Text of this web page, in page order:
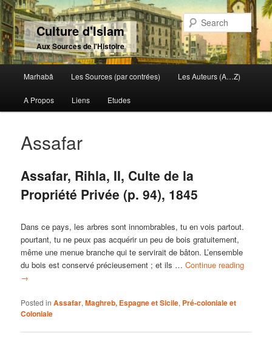
Culture d'Islam
Aux Sources de l'Histoire
Skip to primary content
Skip to secondary content
Marhabâ Les Sources (par contrées) Les Auteurs (A…Z)
A Propos Liens Etudes
Assafar
Assafar, Rihla, II, Culte de la
Propriété Privée (p. 94), 1845
Dans ce pays, les arbres sont innombrables, tu en vois partout.
pourtant, tu ne peux pas acquérir un peu de bois gratuitement,
même une menue branche qui te servirait de bâton. L’ensemble
du bois est conservé précieusement ; et ils …Continue reading
→
Posted in Assafar,Maghreb, Espagne et Sicile, Pré-coloniale et
Coloniale